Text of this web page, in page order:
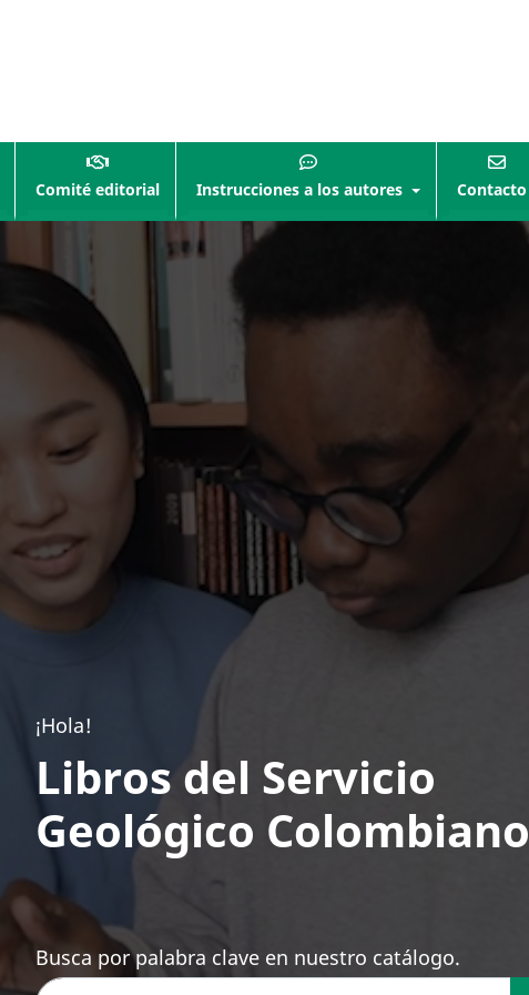
Comité editorial Instrucciones a los autores Contacto
¡Hola!
Libros del Servicio
Geológico Colombiano
Busca por palabra clave en nuestro catálogo.